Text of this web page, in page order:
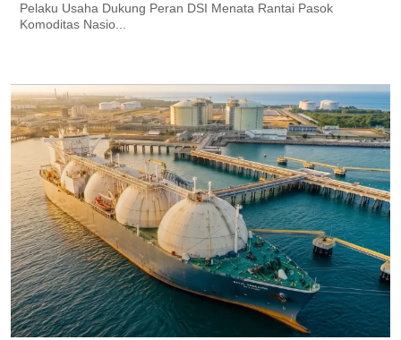
Pelaku Usaha Dukung Peran DSI Menata Rantai Pasok
Komoditas Nasio...